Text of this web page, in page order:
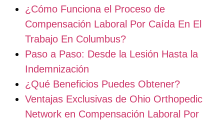
¿Cómo Funciona el Proceso de
Compensación Laboral Por Caída En El
Trabajo En Columbus?
Paso a Paso: Desde la Lesión Hasta la
Indemnización
¿Qué Beneficios Puedes Obtener?
Ventajas Exclusivas de Ohio Orthopedic
Network en Compensación Laboral Por